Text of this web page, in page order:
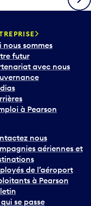
nous sommes
futur
avec nous
à Pearson
nous
aériennes et
de l’aéroport
à Pearson
se passe